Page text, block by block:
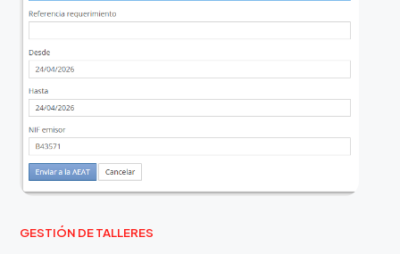
GESTIÓN DE TALLERES